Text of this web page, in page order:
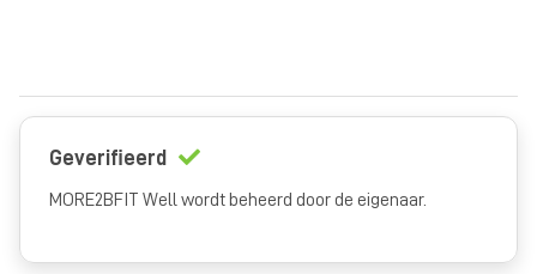
Geverifieerd
MORE2BFIT Well wordt beheerd door de eigenaar.